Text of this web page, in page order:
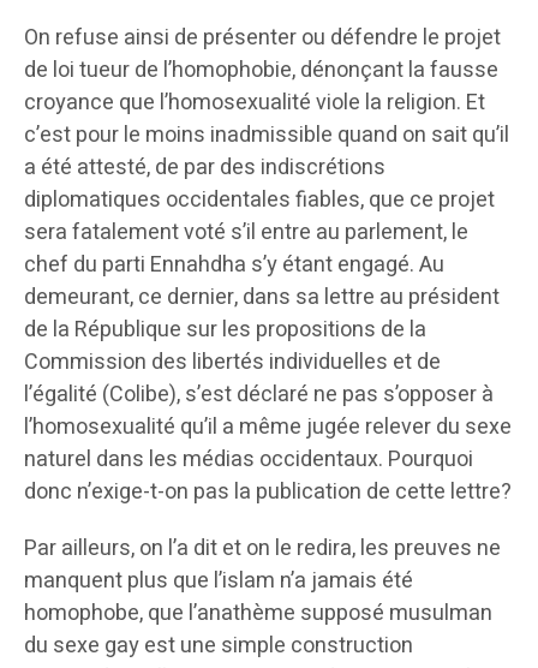
On refuse ainsi de présenter ou défendre le projet
de loi tueur de l’homophobie, dénonçant la fausse
croyance que l’homosexualité viole la religion. Et
c’est pour le moins inadmissible quand on sait qu’il
a été attesté, de par des indiscrétions
diplomatiques occidentales fiables, que ce projet
sera fatalement voté s’il entre au parlement, le
chef du parti Ennahdha s’y étant engagé. Au
demeurant, ce dernier, dans sa lettre au président
de la République sur les propositions de la
Commission des libertés individuelles et de
l’égalité (Colibe), s’est déclaré ne pas s’opposer à
l’homosexualité qu’il a même jugée relever du sexe
naturel dans les médias occidentaux. Pourquoi
donc n’exige-t-on pas la publication de cette lettre?
Par ailleurs, on l’a dit et on le redira, les preuves ne
manquent plus que l’islam n’a jamais été
homophobe, que l’anathème supposé musulman
du sexe gay est une simple construction